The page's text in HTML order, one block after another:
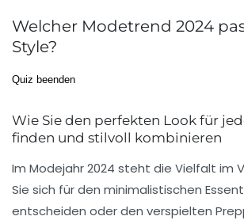
Welcher Modetrend 2024
Style?
Quiz beenden
Wie Sie den perfekten Look für
finden und stilvoll kombinieren
Im Modejahr 2024 steht die Vielfalt im
Sie sich für den minimalistischen
entscheiden oder den verspielten